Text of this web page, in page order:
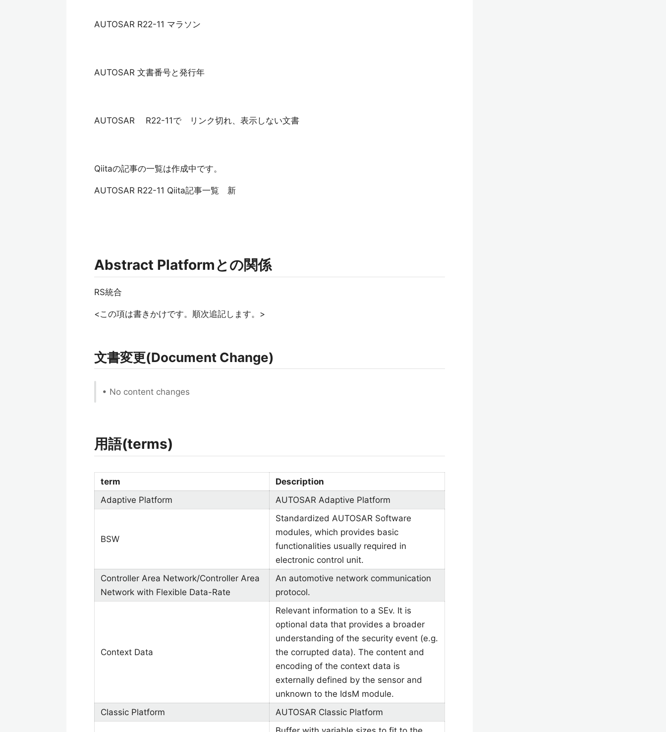
AUTOSAR R22-11 マラソン
AUTOSAR 文書番号と発行年
AUTOSAR R22-11で リンク切れ、表示しない文書
Qiitaの記事の一覧は作成中です。
AUTOSAR R22-11 Qiita記事一覧 新
Abstract Platformとの関係
RS統合
<この項は書きかけです。順次追記します。>
文書変更(Document Change)
• No content changes
用語(terms)
term
Description
Adaptive Platform
AUTOSAR Adaptive Platform
BSW
Standardized AUTOSAR Software
modules, which provides basic
functionalities usually required in
electronic control unit.
Controller Area Network/Controller Area
Network with Flexible Data-Rate
An automotive network communication
protocol.
Context Data
Relevant information to a SEv. It is
optional data that provides a broader
understanding of the security event (e.g.
the corrupted data). The content and
encoding of the context data is
externally defined by the sensor and
unknown to the IdsM module.
Classic Platform
AUTOSAR Classic Platform